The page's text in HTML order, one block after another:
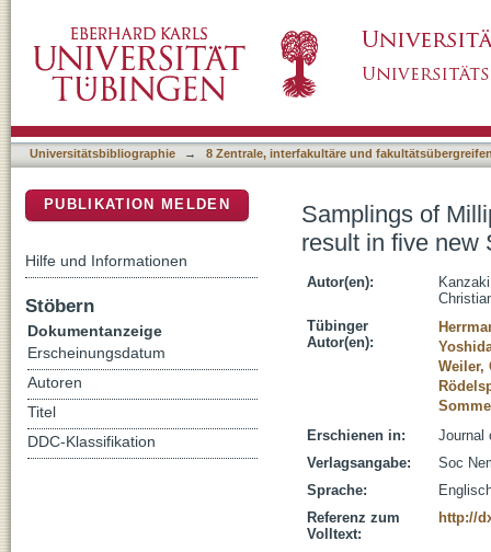
Pristionchus (Nematoda: Diplogastridae)
Universitätsbibliographie → 8 Zentrale, interfakultäre und
Samplings of
result in five new
Autor(en):
Tübinger
Autor(en):
Weiler,
Erschienen in:
Journal
Verlagsangabe:
Soc
Sprache:
Referenz zum
Volltext:
http://
PUBLIKATION MELDEN
Hilfe und Informationen
Stöbern
Dokumentanzeige
Erscheinungsdatum
Autoren
Titel
DDC-Klassifikation